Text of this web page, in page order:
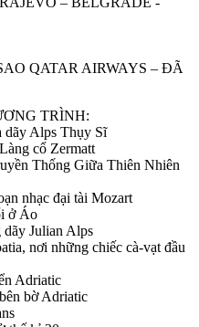
QATAR AIRWAYS – ĐÃ
TRÌNH:
dãy Alps Thụy Sĩ
cổ Zermatt
Thống Giữa Thiên Nhiên
nhạc đại tài Mozart
ở Áo
dãy Julian Alps
nơi những chiếc cà-vạt đầu
Adriatic
bờ Adriatic